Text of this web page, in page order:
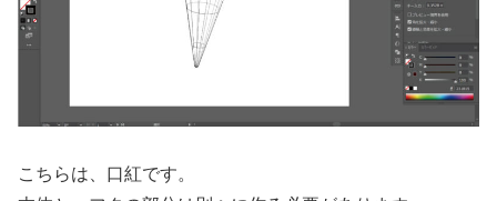
こちらは、口紅です。